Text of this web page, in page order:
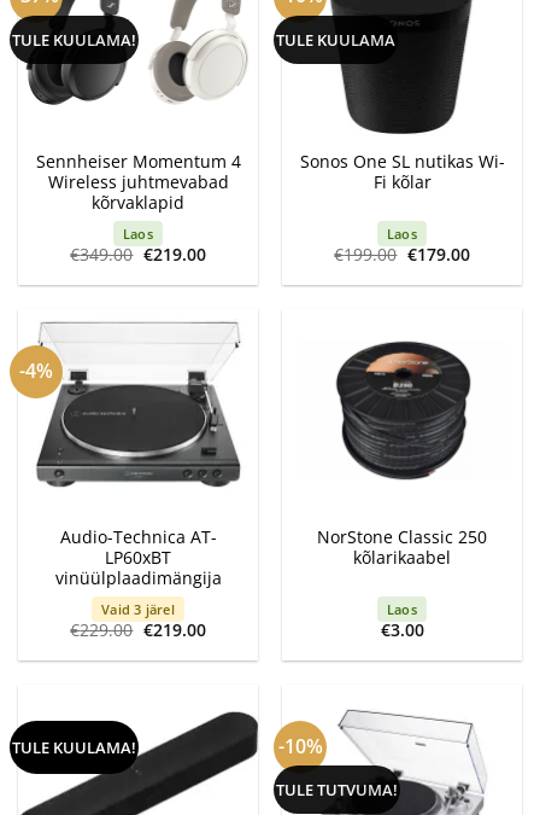
TULE KUULAMA!
Sennheiser Momentum 4
Wireless juhtmevabad
kõrvaklapid
Laos
€349.00 Algne
oli:
€219.00Current
is:
TULE KUULAMA
Sonos One SL nutikas Wi-
Fi kõlar
Laos
€199.00 Algne
oli:
€179.00Current
is:
-4%
Audio-Technica AT-
LP60xBT
vinüülplaadimängija
Vaid 3 järel
€229.00 Algne
hind
oli:
€219.00Current
is:
NorStone Classic 250
kõlarikaabel
Laos
€3.00
TULE KUULAMA! -10%
TULE TUTVUMA!